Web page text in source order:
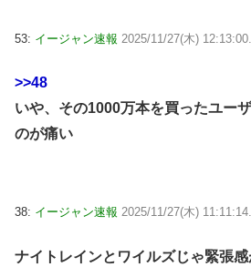
53: イージャン速報 2025/11/27(木)
>>48
いや、その1000万本を買ったユー
のが痛い
38: イージャン速報 2025/11/27(木)
ナイトレインとワイルズじゃ緊張